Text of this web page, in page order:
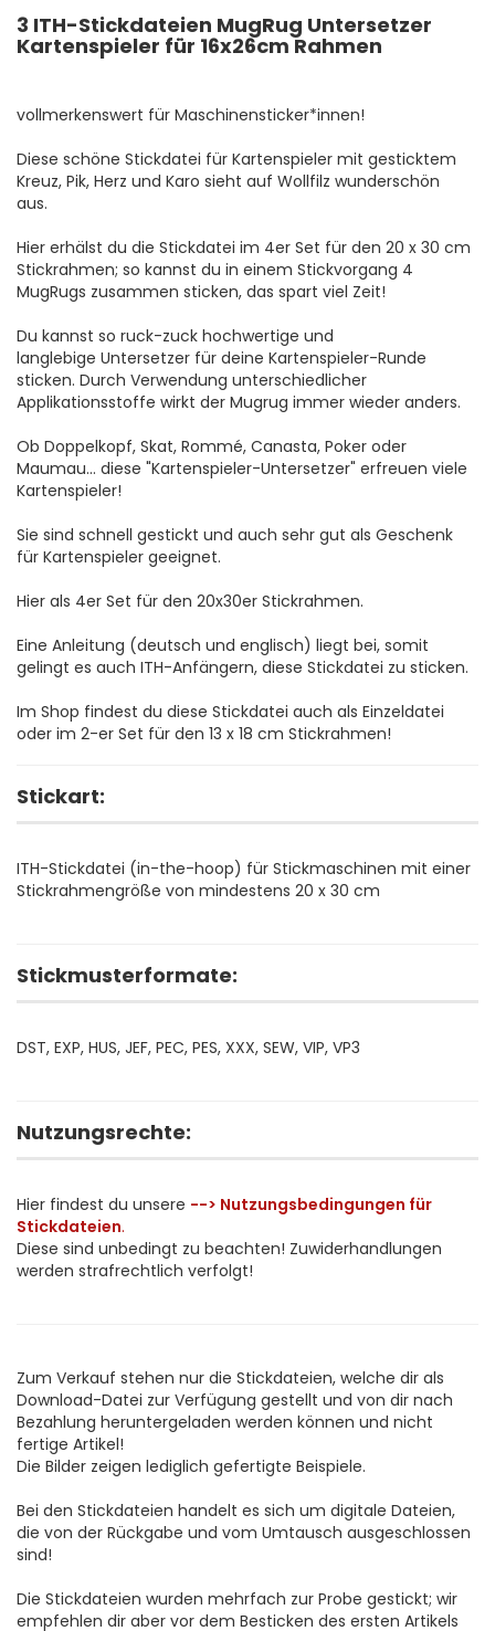
3 ITH-Stickdateien MugRug Untersetzer
Kartenspieler für 16x26cm Rahmen
vollmerkenswert für Maschinensticker*innen!
Diese schöne Stickdatei für Kartenspieler mit gesticktem
Kreuz, Pik, Herz und Karo sieht auf Wollfilz wunderschön
aus.
Hier erhälst du die Stickdatei im 4er Set für den 20 x 30 cm
Stickrahmen; so kannst du in einem Stickvorgang 4
MugRugs zusammen sticken, das spart viel Zeit!
Du kannst so ruck-zuck hochwertige und
langlebige Untersetzer für deine Kartenspieler-Runde
sticken. Durch Verwendung unterschiedlicher
Applikationsstoffe wirkt der Mugrug immer wieder anders.
Ob Doppelkopf, Skat, Rommé, Canasta, Poker oder
Maumau... diese "Kartenspieler-Untersetzer" erfreuen viele
Kartenspieler!
Sie sind schnell gestickt und auch sehr gut als Geschenk
für Kartenspieler geeignet.
Hier als 4er Set für den 20x30er Stickrahmen.
Eine Anleitung (deutsch und englisch) liegt bei, somit
gelingt es auch ITH-Anfängern, diese Stickdatei zu sticken.
Im Shop findest du diese Stickdatei auch als Einzeldatei
oder im 2-er Set für den 13 x 18 cm Stickrahmen!
Stickart:
ITH-Stickdatei (in-the-hoop) für Stickmaschinen mit einer
Stickrahmengröße von mindestens 20 x 30 cm
Stickmusterformate:
DST, EXP, HUS, JEF, PEC, PES, XXX, SEW, VIP, VP3
Nutzungsrechte:
Hier findest du unsere --> Nutzungsbedingungen für
Stickdateien.
Diese sind unbedingt zu beachten! Zuwiderhandlungen
werden strafrechtlich verfolgt!
Zum Verkauf stehen nur die Stickdateien, welche dir als
Download-Datei zur Verfügung gestellt und von dir nach
Bezahlung heruntergeladen werden können und nicht
fertige Artikel!
Die Bilder zeigen lediglich gefertigte Beispiele.
Bei den Stickdateien handelt es sich um digitale Dateien,
die von der Rückgabe und vom Umtausch ausgeschlossen
sind!
Die Stickdateien wurden mehrfach zur Probe gestickt; wir
empfehlen dir aber vor dem Besticken des ersten Artikels